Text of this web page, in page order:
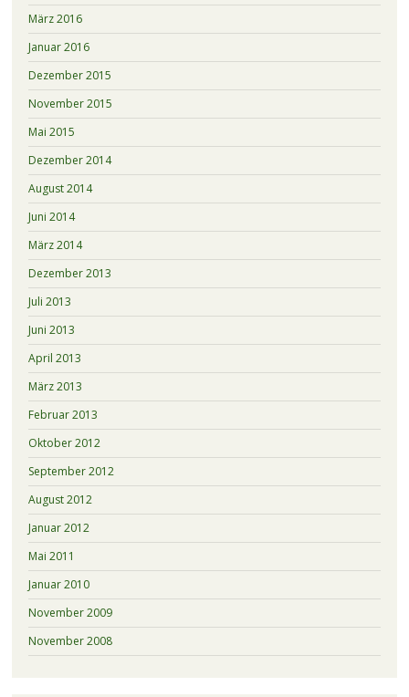
März 2016
Januar 2016
Dezember 2015
November 2015
Mai 2015
Dezember 2014
August 2014
Juni 2014
März 2014
Dezember 2013
Juli 2013
Juni 2013
April 2013
März 2013
Februar 2013
Oktober 2012
September 2012
August 2012
Januar 2012
Mai 2011
Januar 2010
November 2009
November 2008